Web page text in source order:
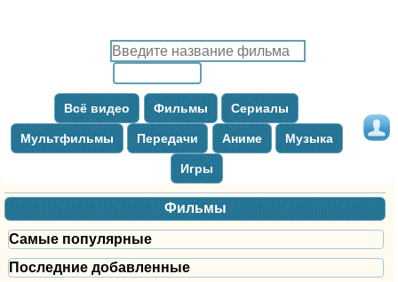
Всё видео Фильмы Сериалы
Мультфильмы Передачи Аниме Музыка
Игры
Фильмы
Самые популярные
Последние добавленные